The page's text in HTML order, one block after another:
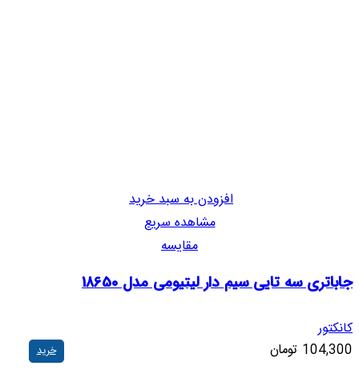
افزودن به سبد خرید
مشاهده سریع
مقایسه
جاباتری سه تایی سیم دار لیتیومی مدل 18650
کانکتور
104,300 تومان خرید